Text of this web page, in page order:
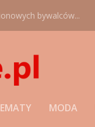
bywalców...
MODA